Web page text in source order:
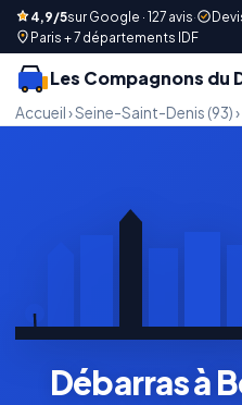
4,9/5sur Google · 127 avis·
Paris + 7 départements IDF
Les Compagnons du
Accueil›Seine-Saint-Denis (93)›
Débarras à